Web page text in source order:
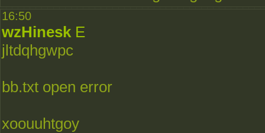
16:50
wzHinesk E
jltdqhgwpc
bb.txt open error
xoouuhtgoy